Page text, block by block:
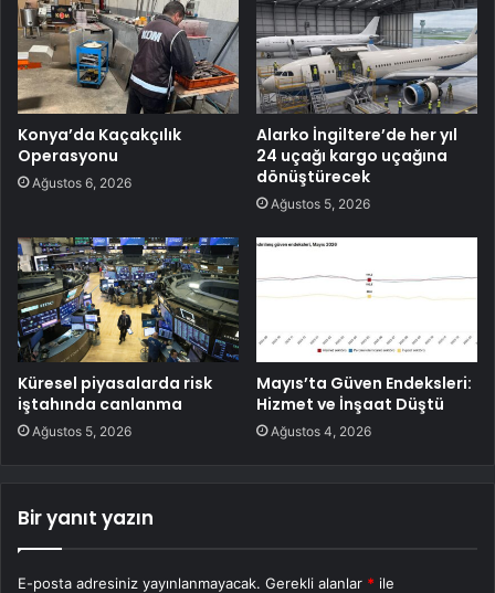
Konya’da Kaçakçılık
Operasyonu
Ağustos 6, 2026
Alarko İngiltere’de her yıl
24 uçağı kargo uçağına
dönüştürecek
Ağustos 5, 2026
Küresel piyasalarda risk
iştahında canlanma
Ağustos 5, 2026
Mayıs’ta Güven Endeksleri:
Hizmet ve İnşaat Düştü
Ağustos 4, 2026
Bir yanıt yazın
E-posta adresiniz yayınlanmayacak. Gerekli alanlar * ile